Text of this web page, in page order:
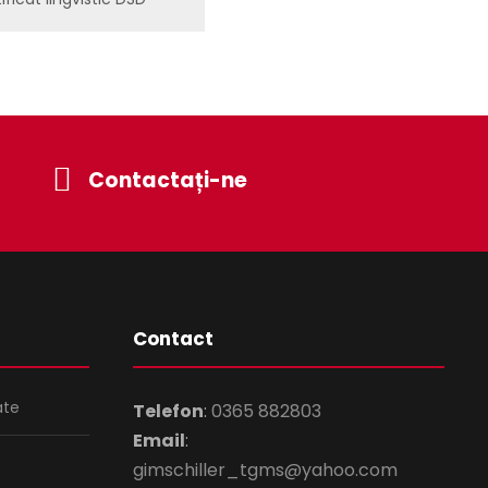
Contactați-ne
Contact
Telefon: 0365 882803
Email:
gimschiller_tgms@yahoo.com